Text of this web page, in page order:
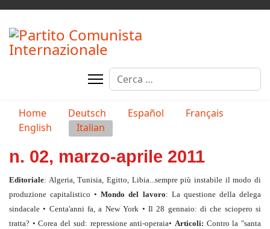
Cerca
Seleziona la tua lingua
Home Deutsch Español
Français
English
Italian
n. 02, marzo-aprile 2011
Editoriale: Algeria, Tunisia, Egitto, Libia...sempre più instabile il modo di
produzione capitalistico• Mondo del lavoro: La questione della delega
sindacale• Centa'anni fa, a New York • Il 28 gennaio: di che sciopero si
tratta? • Corea del sud: repressione anti-operaia• Articoli: Contro la "santa